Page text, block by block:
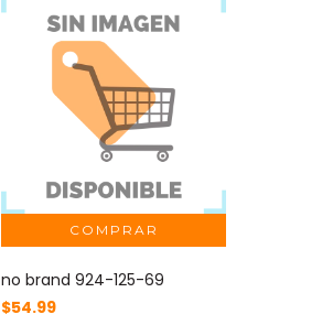
no brand 924-125-69
$54.99